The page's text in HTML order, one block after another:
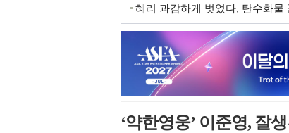
혜리 과감하게 벗었다, 탄수화물
‘약한영웅’ 이준영, 잘